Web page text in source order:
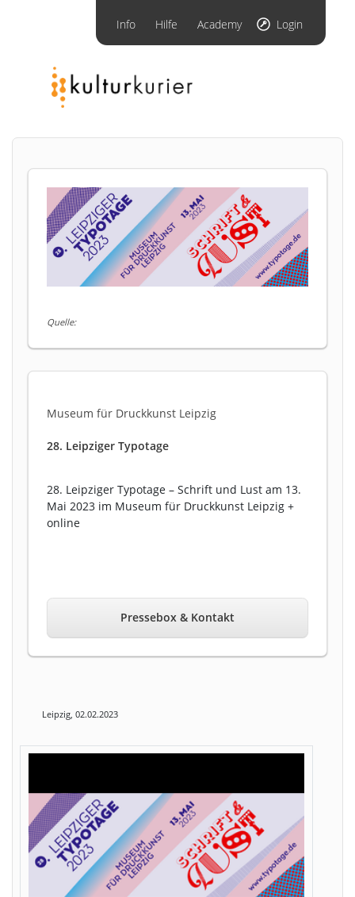
Info Hilfe Academy Login
Quelle:
Museum für Druckkunst Leipzig
28. Leipziger Typotage
28. Leipziger Typotage – Schrift und Lust am 13.
Mai 2023 im Museum für Druckkunst Leipzig +
online
Pressebox & Kontakt
Leipzig, 02.02.2023